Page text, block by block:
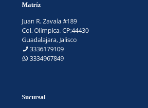
Matríz
Juan R. Zavala #189
Col. Olímpica, CP:44430
Guadalajara, Jalisco
3336179109
3334967849
Sucursal